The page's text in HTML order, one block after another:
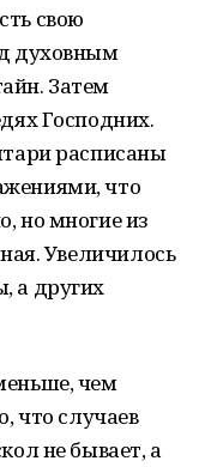
свою
духовным
Затем
Господних.
расписаны
что
но многие из
Увеличилось
а других
чем
что случаев
не бывает, а